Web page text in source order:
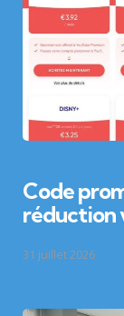
Code
réduction
31 juillet 2026